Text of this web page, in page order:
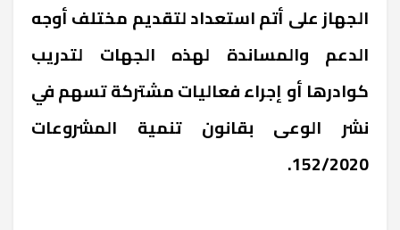
الجهاز على أتم استعداد لتقديم مختلف أوجه
الدعم والمساندة لهذه الجهات لتدريب
كوادرها أو إجراء فعاليات مشتركة تسهم في
نشر الوعى بقانون تنمية المشروعات
152/2020.